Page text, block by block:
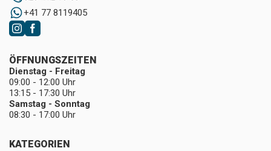
+41 77 8119405
KATEGORIEN
ÖFFNUNGSZEITEN
Dienstag - Freitag
09:00 - 12:00 Uhr
13:15 - 17:30 Uhr
Samstag - Sonntag
08:30 - 17:00 Uhr